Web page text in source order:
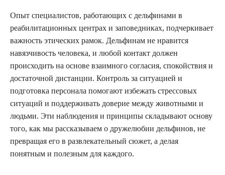
Опыт специалистов, работающих с дельфинами в
реабилитационных центрах и заповедниках, подчеркивает
важность этических рамок. Дельфинам не нравится
навязчивость человека, и любой контакт должен
происходить на основе взаимного согласия, спокойствия и
достаточной дистанции. Контроль за ситуацией и
подготовка персонала помогают избежать стрессовых
ситуаций и поддерживать доверие между животными и
людьми. Эти наблюдения и принципы складывают основу
того, как мы рассказываем о дружелюбии дельфинов, не
превращая его в развлекательный сюжет, а делая
понятным и полезным для каждого.